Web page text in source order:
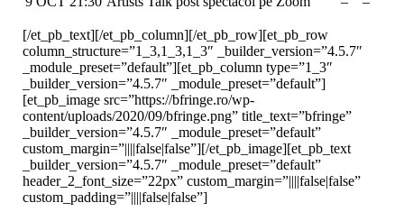
[/et_pb_text][/et_pb_column][/et_pb_row][et_pb_row
column_structure=”1_3,1_3,1_3″ _builder_version=”4.5.7″
_module_preset=”default”][et_pb_column type=”1_3″
_builder_version=”4.5.7″ _module_preset=”default”]
[et_pb_image src=”https://bfringe.ro/wp-
content/uploads/2020/09/bfringe.png” title_text=”bfringe”
_builder_version=”4.5.7″ _module_preset=”default”
custom_margin=”||||false|false”][/et_pb_image][et_pb_text
_builder_version=”4.5.7″ _module_preset=”default”
header_2_font_size=”22px” custom_margin=”||||false|false”
custom_padding=”||||false|false”]